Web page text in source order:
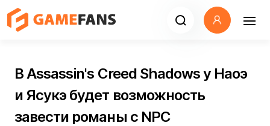
В Assassin's Creed Shadows у Наоэ
и Ясукэ будет возможность
завести романы с NPC